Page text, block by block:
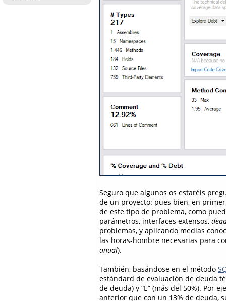
Seguro que algunos os estaréis
de un proyecto: pues bien, en
de este tipo de problema, como
parámetros, interfaces extensos,
problemas, y aplicando medias
las horas-hombre necesarias para
anual).
También, basándose en el método
estándard de evaluación de deuda
de deuda) y “E” (más del 50%). Por
anterior que con un 13% de deuda,